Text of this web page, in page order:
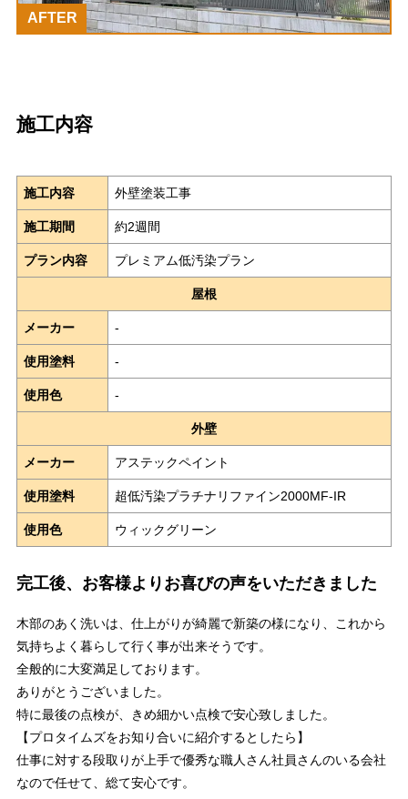
AFTER
施工内容
施工内容 外壁塗装工事
施工期間 約2週間
プラン内容 プレミアム低汚染プラン
屋根
メーカー -
使用塗料 -
使用色 -
外壁
メーカー アステックペイント
使用塗料 超低汚染プラチナリファイン2000MF-IR
使用色 ウィックグリーン
完工後、お客様よりお喜びの声をいただきました
木部のあく洗いは、仕上がりが綺麗で新築の様になり、これから
気持ちよく暮らして行く事が出来そうです。
全般的に大変満足しております。
ありがとうございました。
特に最後の点検が、きめ細かい点検で安心致しました。
【プロタイムズをお知り合いに紹介するとしたら】
仕事に対する段取りが上手で優秀な職人さん社員さんのいる会社
なので任せて、総て安心です。